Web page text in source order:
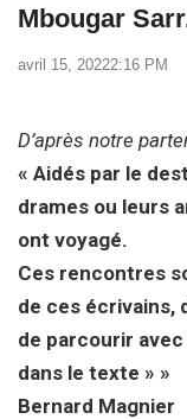
Mbougar
avril 15, 20222:16 PM
D’après notre
« Aidés par le
drames ou leurs
ont voyagé.
Ces rencontres
de ces écrivains,
de parcourir
dans le texte » »
Bernard Magnier